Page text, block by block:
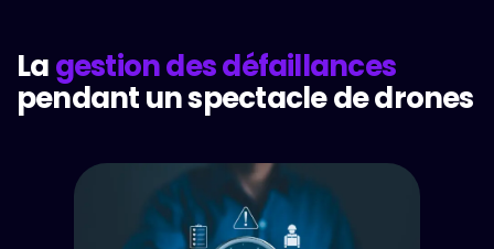
Lagestion des défaillances
pendant un spectacle de drones